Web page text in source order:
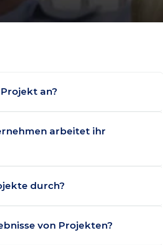
an?
arbeitet ihr
durch?
von Projekten?